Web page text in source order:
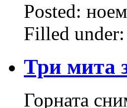
Posted:
Filled under:
Три мита
Горната